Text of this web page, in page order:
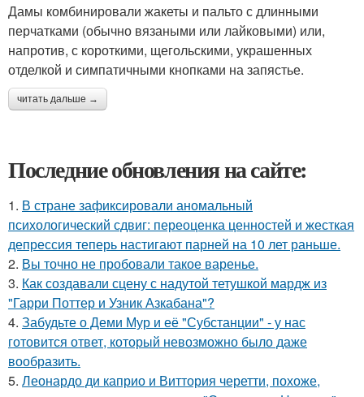
Дамы комбинировали жакеты и пальто с длинными
перчатками (обычно вязаными или лайковыми) или,
напротив, с короткими, щегольскими, украшенных
отделкой и симпатичными кнопками на запястье.
читать дальше →
Последние обновления на сайте:
1. В стране зафиксировали аномальный
психологический сдвиг: переоценка ценностей и жесткая
депрессия теперь настигают парней на 10 лет раньше.
2. Вы точно не пробовали такое варенье.
3. Как создавали сцену с надутой тетушкой мардж из
"Гарри Поттер и Узник Азкабана"?
4. Забудьте о Деми Мур и её "Субстанции" - у нас
готовится ответ, который невозможно было даже
вообразить.
5. Леонардо ди каприо и Виттория черетти, похоже,